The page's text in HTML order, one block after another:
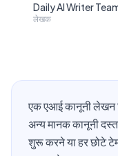
Daily AI Writer
लेखक
एक एआई कानूनी लेखन
अन्य मानक कानूनी
शुरू करने या हर छोटे